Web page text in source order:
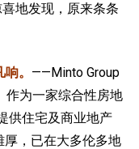
地发现，原来条条
。 ——Minto Group
作为一家综合性房地
供住宅及商业地产
，已在大多伦多地